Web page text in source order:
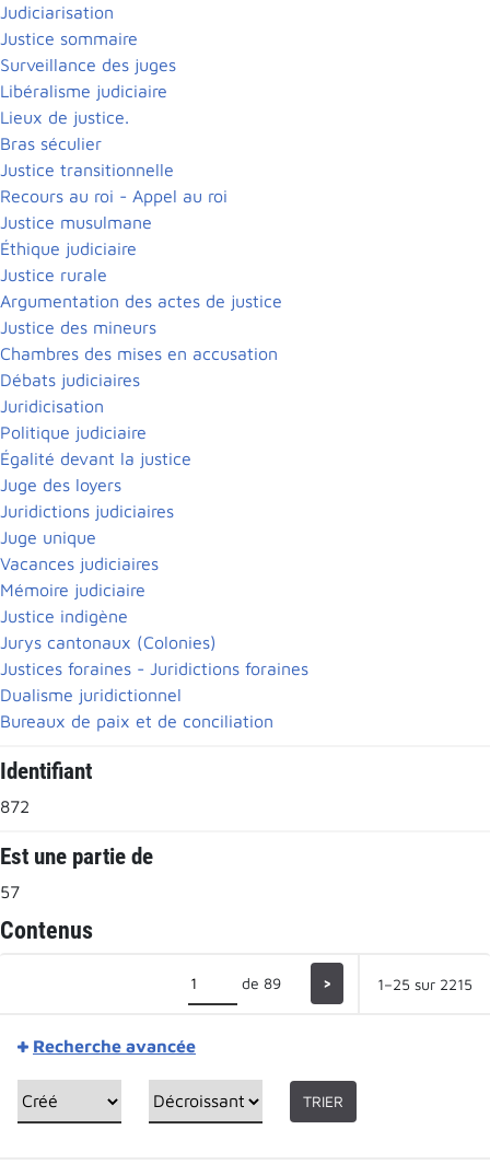
Judiciarisation
Justice sommaire
Surveillance des juges
Libéralisme judiciaire
Lieux de justice.
Bras séculier
Justice transitionnelle
Recours au roi - Appel au roi
Justice musulmane
Éthique judiciaire
Justice rurale
Argumentation des actes de justice
Justice des mineurs
Chambres des mises en accusation
Débats judiciaires
Juridicisation
Politique judiciaire
Égalité devant la justice
Juge des loyers
Juridictions judiciaires
Juge unique
Vacances judiciaires
Mémoire judiciaire
Justice indigène
Jurys cantonaux (Colonies)
Justices foraines - Juridictions foraines
Dualisme juridictionnel
Bureaux de paix et de conciliation
Identifiant
872
Est une partie de
57
Contenus
de 89 > 1–25 sur 2215
Recherche avancée
TRIER